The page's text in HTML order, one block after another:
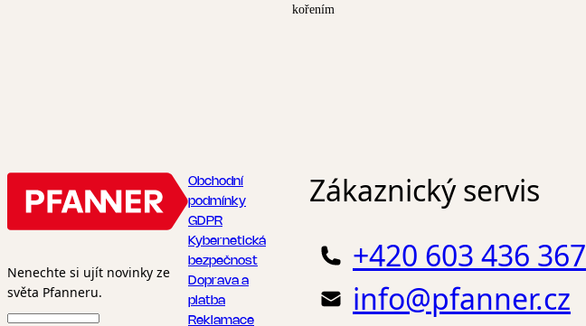
kořením
Nenechte si ujít novinky ze
světa Pfanneru.
Obchodní
podmínky
GDPR
Kybernetická
bezpečnost
Doprava a
platba
Reklamace
Zákaznický servis
+420 603 436 367
info@pfanner.cz